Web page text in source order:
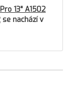
13" A1502
se nachází v